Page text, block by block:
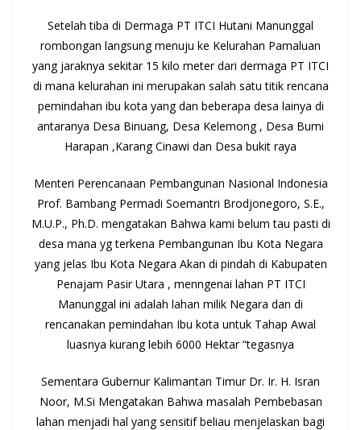
Setelah tiba di Dermaga PT ITCI Hutani Manunggal
rombongan langsung menuju ke Kelurahan Pamaluan
yang jaraknya sekitar 15 kilo meter dari dermaga PT ITCI
di mana kelurahan ini merupakan salah satu titik rencana
pemindahan ibu kota yang dan beberapa desa lainya di
antaranya Desa Binuang, Desa Kelemong , Desa Bumi
Harapan ,Karang Cinawi dan Desa bukit raya
Menteri Perencanaan Pembangunan Nasional Indonesia
Prof. Bambang Permadi Soemantri Brodjonegoro, S.E.,
M.U.P., Ph.D. mengatakan Bahwa kami belum tau pasti di
desa mana yg terkena Pembangunan Ibu Kota Negara
yang jelas Ibu Kota Negara Akan di pindah di Kabupaten
Penajam Pasir Utara , menngenai lahan PT ITCI
Manunggal ini adalah lahan milik Negara dan di
rencanakan pemindahan Ibu kota untuk Tahap Awal
luasnya kurang lebih 6000 Hektar “tegasnya
Sementara Gubernur Kalimantan Timur Dr. Ir. H. Isran
Noor, M.Si Mengatakan Bahwa masalah Pembebasan
lahan menjadi hal yang sensitif beliau menjelaskan bagi